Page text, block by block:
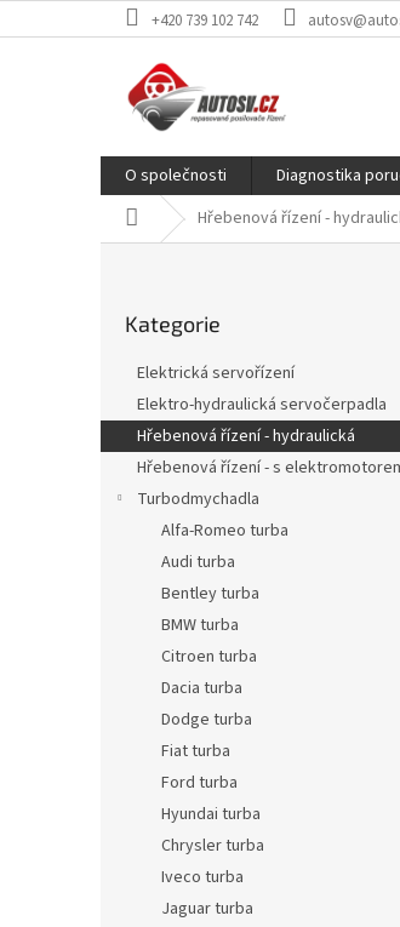
na
+420 739 102 742
O společnosti Diagnostika
Domů Hřebenová řízení -
n
kategorie
Kategorie
Elektrická servořízení
Elektro-hydraulická servočerpadla
Hřebenová řízení - hydraulická
Hřebenová řízení - s
Turbodmychadla
Alfa-Romeo turba
Audi turba
Bentley turba
BMW turba
Citroen turba
Dacia turba
Dodge turba
Fiat turba
Ford turba
Hyundai turba
Chrysler turba
Iveco turba
Jaguar turba